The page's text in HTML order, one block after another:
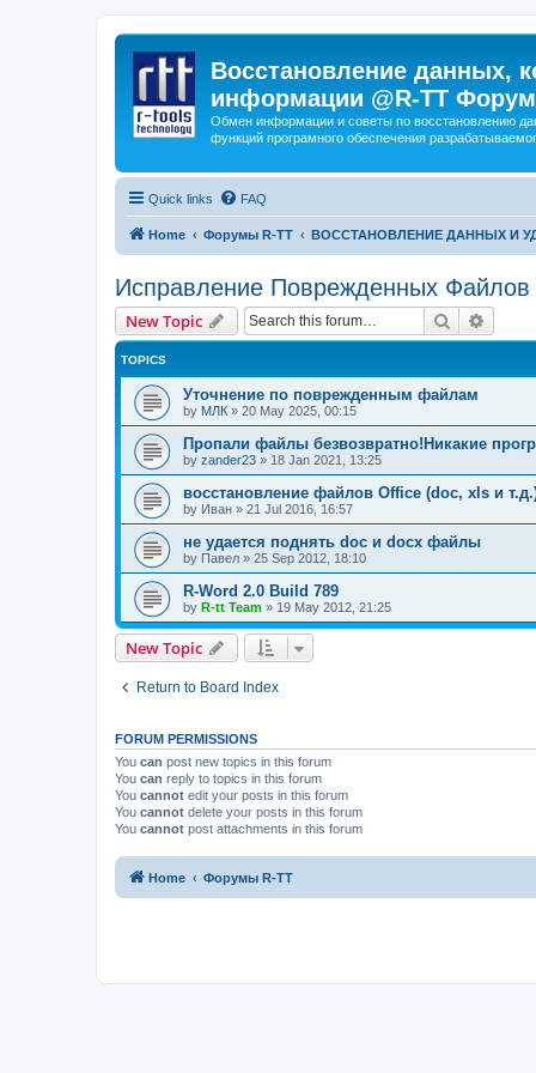
Восстановление данных,
информации @R-TT Форум
Обмен информации и советы по восстановлению
функций програмного обеспечения
Quick links FAQ
Home Форумы R-TT ВОССТАНОВЛЕНИЕ ДАННЫХ И
Исправление Поврежденных Файлов
New Topic Search
TOPICS
Уточнение по поврежденным файлам
by МЛК » 20 May 2025, 00:15
Пропали файлы безвозвратно!Никакие
by zander23 » 18 Jan 2021, 13:25
восстановление файлов Office (doc, xls и
by Иван » 21 Jul 2016, 16:57
не удается поднять doc и docx файлы
by Павел » 25 Sep 2012, 18:10
R-Word 2.0 Build 789
by R-tt Team » 19 May 2012, 21:25
New Topic
Return to Board Index
FORUM PERMISSIONS
You can post new topics in this forum
You can reply to topics in this forum
You cannot edit your posts in this forum
You cannot delete your posts in this forum
You cannot post attachments in this forum
Home Форумы R-TT